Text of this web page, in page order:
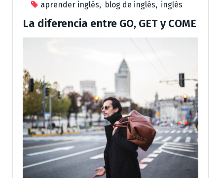
aprender inglés, blog de inglés, inglés
La diferencia entre GO, GET y COME